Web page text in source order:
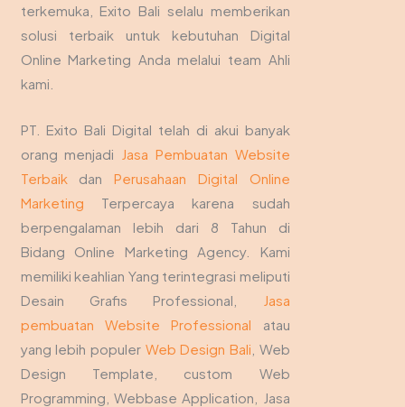
terkemuka, Exito Bali selalu memberikan
solusi terbaik untuk kebutuhan Digital
Online Marketing Anda melalui team Ahli
kami.
PT. Exito Bali Digital telah di akui banyak
orang menjadi
Jasa Pembuatan Website
Terbaik dan Perusahaan Digital Online
Marketing Terpercaya karena sudah
berpengalaman lebih dari 8 Tahun di
Bidang Online Marketing Agency. Kami
memiliki keahlian Yang terintegrasi meliputi
Desain Grafis Professional,
Jasa
pembuatan Website Professional atau
yang lebih populer Web Design Bali , Web
Design Template, custom Web
Programming, Webbase Application, Jasa